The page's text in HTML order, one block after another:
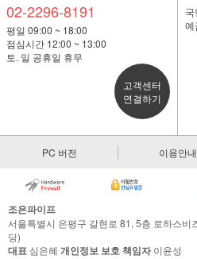
02-2296-8191
평일 09:00 ~ 18:00
점심시간 12:00 ~ 13:00
토. 일 공휴일 휴무
고객센터
연결하기
예
PC 버전 이용안내
조은파이프
서울특별시 은평구 갈현로 81, 5층 로하스
딩)
대표 심은혜 개인정보 보호 책임자이윤성